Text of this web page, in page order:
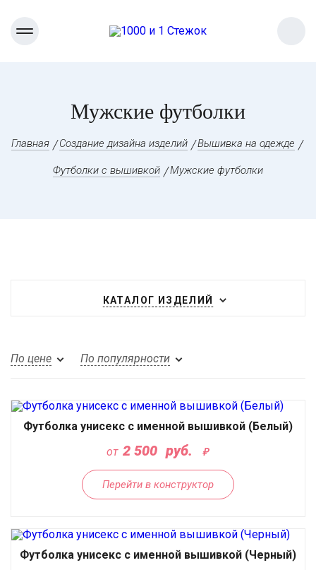
Мужские футболки
Главная Создание дизайна изделий Вышивка на одежде
Футболки с вышивкой Мужские футболки
КАТАЛОГ ИЗДЕЛИЙ
По цене По популярности
Футболка унисекс с именной вышивкой (Белый)
от 2 500 руб.
Перейти в конструктор
Футболка унисекс с именной вышивкой (Черный)